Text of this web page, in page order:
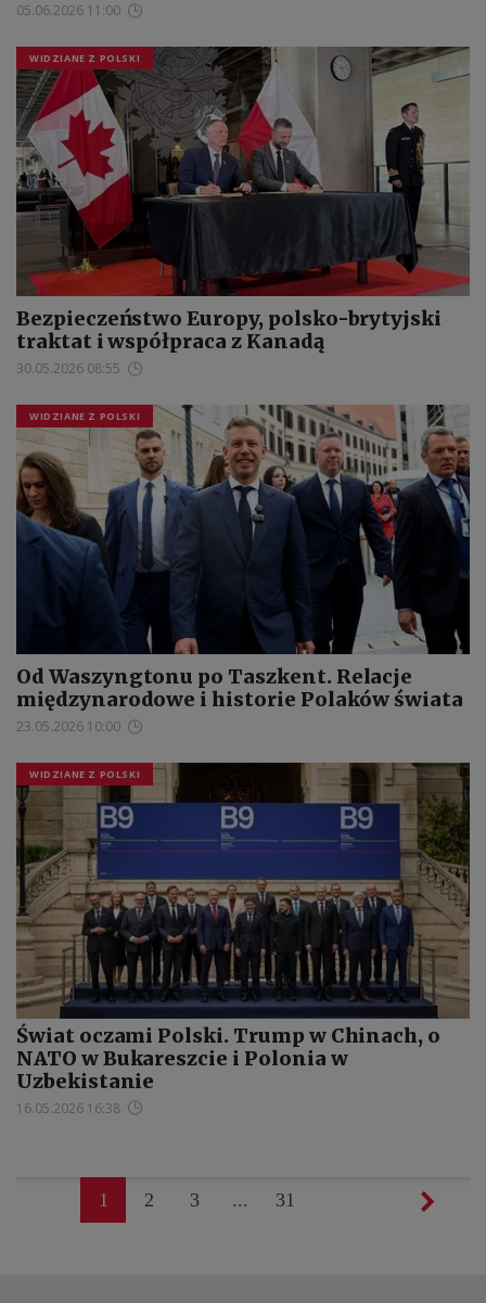
05.06.2026 11:00
WIDZIANE Z POLSKI
Bezpieczeństwo Europy, polsko-brytyjski
traktat i współpraca z Kanadą
30.05.2026 08:55
WIDZIANE Z POLSKI
Od Waszyngtonu po Taszkent. Relacje
międzynarodowe i historie Polaków świata
23.05.2026 10:00
WIDZIANE Z POLSKI
Świat oczami Polski. Trump w Chinach, o
NATO w Bukareszcie i Polonia w
Uzbekistanie
16.05.2026 16:38
1 2 3 ... 31